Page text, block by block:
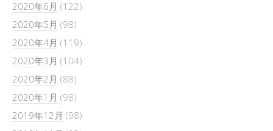
2020年6月 (122)
2020年5月 (98)
2020年4月 (119)
2020年3月 (104)
2020年2月 (88)
2020年1月 (98)
2019年12月 (98)